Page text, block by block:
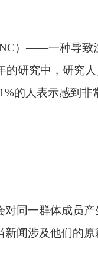
）——一种导致
的研究中，研究
的人表示感到非
对同一群体成员产
闻涉及他们的原